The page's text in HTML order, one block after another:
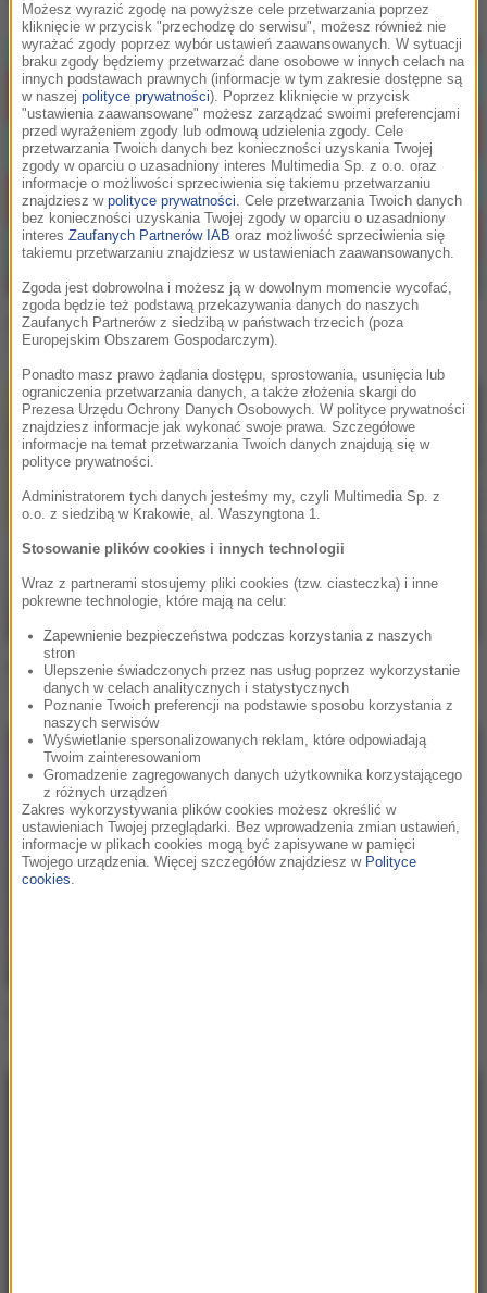
Kungs / Theophilus London
Galaxy
Kungs / David Guetta / Izzy Bizu
All Night Long
Możesz wyrazić zgodę na powyższe cele przetwarzania poprzez
kliknięcie w przycisk "przechodzę do serwisu", możesz również nie
wyrażać zgody poprzez wybór ustawień zaawansowanych. W sytuacji
braku zgody będziemy przetwarzać dane osobowe w innych celach na
innych podstawach prawnych (informacje w tym zakresie dostępne są
w naszej polityce prywatności). Poprzez kliknięcie w przycisk
"ustawienia zaawansowane" możesz zarządzać swoimi preferencjami
przed wyrażeniem zgody lub odmową udzielenia zgody. Cele
przetwarzania Twoich danych bez konieczności uzyskania Twojej
zgody w oparciu o uzasadniony interes Multimedia Sp. z o.o. oraz
informacje o możliwości sprzeciwienia się takiemu przetwarzaniu
znajdziesz w polityce prywatności . Cele przetwarzania Twoich danych
bez konieczności uzyskania Twojej zgody w oparciu o uzasadniony
interes Zaufanych Partnerów IAB oraz możliwość sprzeciwienia się
takiemu przetwarzaniu znajdziesz w ustawieniach zaawansowanych.
Zgoda jest dobrowolna i możesz ją w dowolnym momencie wycofać,
zgoda będzie też podstawą przekazywania danych do naszych
Zaufanych Partnerów z siedzibą w państwach trzecich (poza
Europejskim Obszarem Gospodarczym).
Ponadto masz prawo żądania dostępu, sprostowania, usunięcia lub
ograniczenia przetwarzania danych, a także złożenia skargi do
Prezesa Urzędu Ochrony Danych Osobowych. W polityce prywatności
znajdziesz informacje jak wykonać swoje prawa. Szczegółowe
informacje na temat przetwarzania Twoich danych znajdują się w
polityce prywatności.
Administratorem tych danych jesteśmy my, czyli Multimedia Sp. z
o.o. z siedzibą w Krakowie, al. Waszyngtona 1.
Stosowanie plików cookies i innych technologii
Wraz z partnerami stosujemy pliki cookies (tzw. ciasteczka) i inne
pokrewne technologie, które mają na celu:
Zapewnienie bezpieczeństwa podczas korzystania z naszych
stron
Ulepszenie świadczonych przez nas usług poprzez wykorzystanie
danych w celach analitycznych i statystycznych
Poznanie Twoich preferencji na podstawie sposobu korzystania z
naszych serwisów
Wyświetlanie spersonalizowanych reklam, które odpowiadają
Twoim zainteresowaniom
Gromadzenie zagregowanych danych użytkownika korzystającego
z różnych urządzeń
Zakres wykorzystywania plików cookies możesz określić w
ustawieniach Twojej przeglądarki. Bez wprowadzenia zmian ustawień,
informacje w plikach cookies mogą być zapisywane w pamięci
Twojego urządzenia. Więcej szczegółów znajdziesz w Polityce
cookies